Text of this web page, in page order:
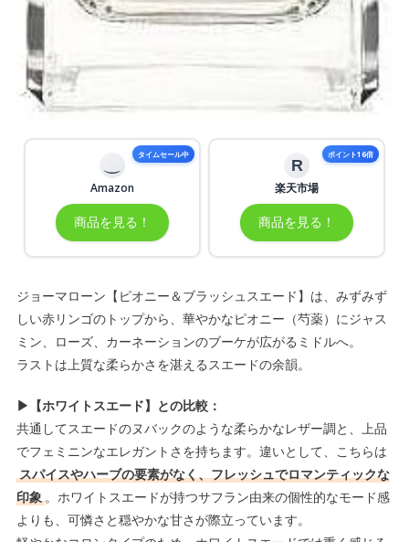
タイムセール中
Amazon
商品を見る！
ポイント16倍
R
楽天市場
商品を見る！
ジョーマローン【ピオニー＆ブラッシュスエード】は、みずみず
しい赤リンゴのトップから、華やかなピオニー（芍薬）にジャス
ミン、ローズ、カーネーションのブーケが広がるミドルへ。
ラストは上質な柔らかさを湛えるスエードの余韻。
▶【ホワイトスエード】との比較：
共通してスエードのヌバックのような柔らかなレザー調と、上品
でフェミニンなエレガントさを持ちます。違いとして、こちらは
スパイスやハーブの要素がなく、フレッシュでロマンティックな
印象。ホワイトスエードが持つサフラン由来の個性的なモード感
よりも、可憐さと穏やかな甘さが際立っています。